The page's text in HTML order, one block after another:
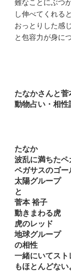
難なことにぶつ
し伸べてくれる
おっとりした感
と包容力が身に
たなかさんと
動物占い・相性
たなか
波乱に満ちたペ
ペガサスのゴー
太陽グループ
と
菅本 裕子
動きまわる虎
虎のレッド
地球グループ
の相性
一緒にいてスト
もほとんどな